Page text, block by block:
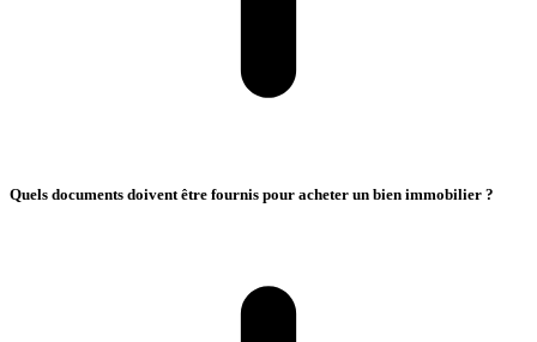
Quels documents doivent être fournis pour acheter un bien immobilier ?